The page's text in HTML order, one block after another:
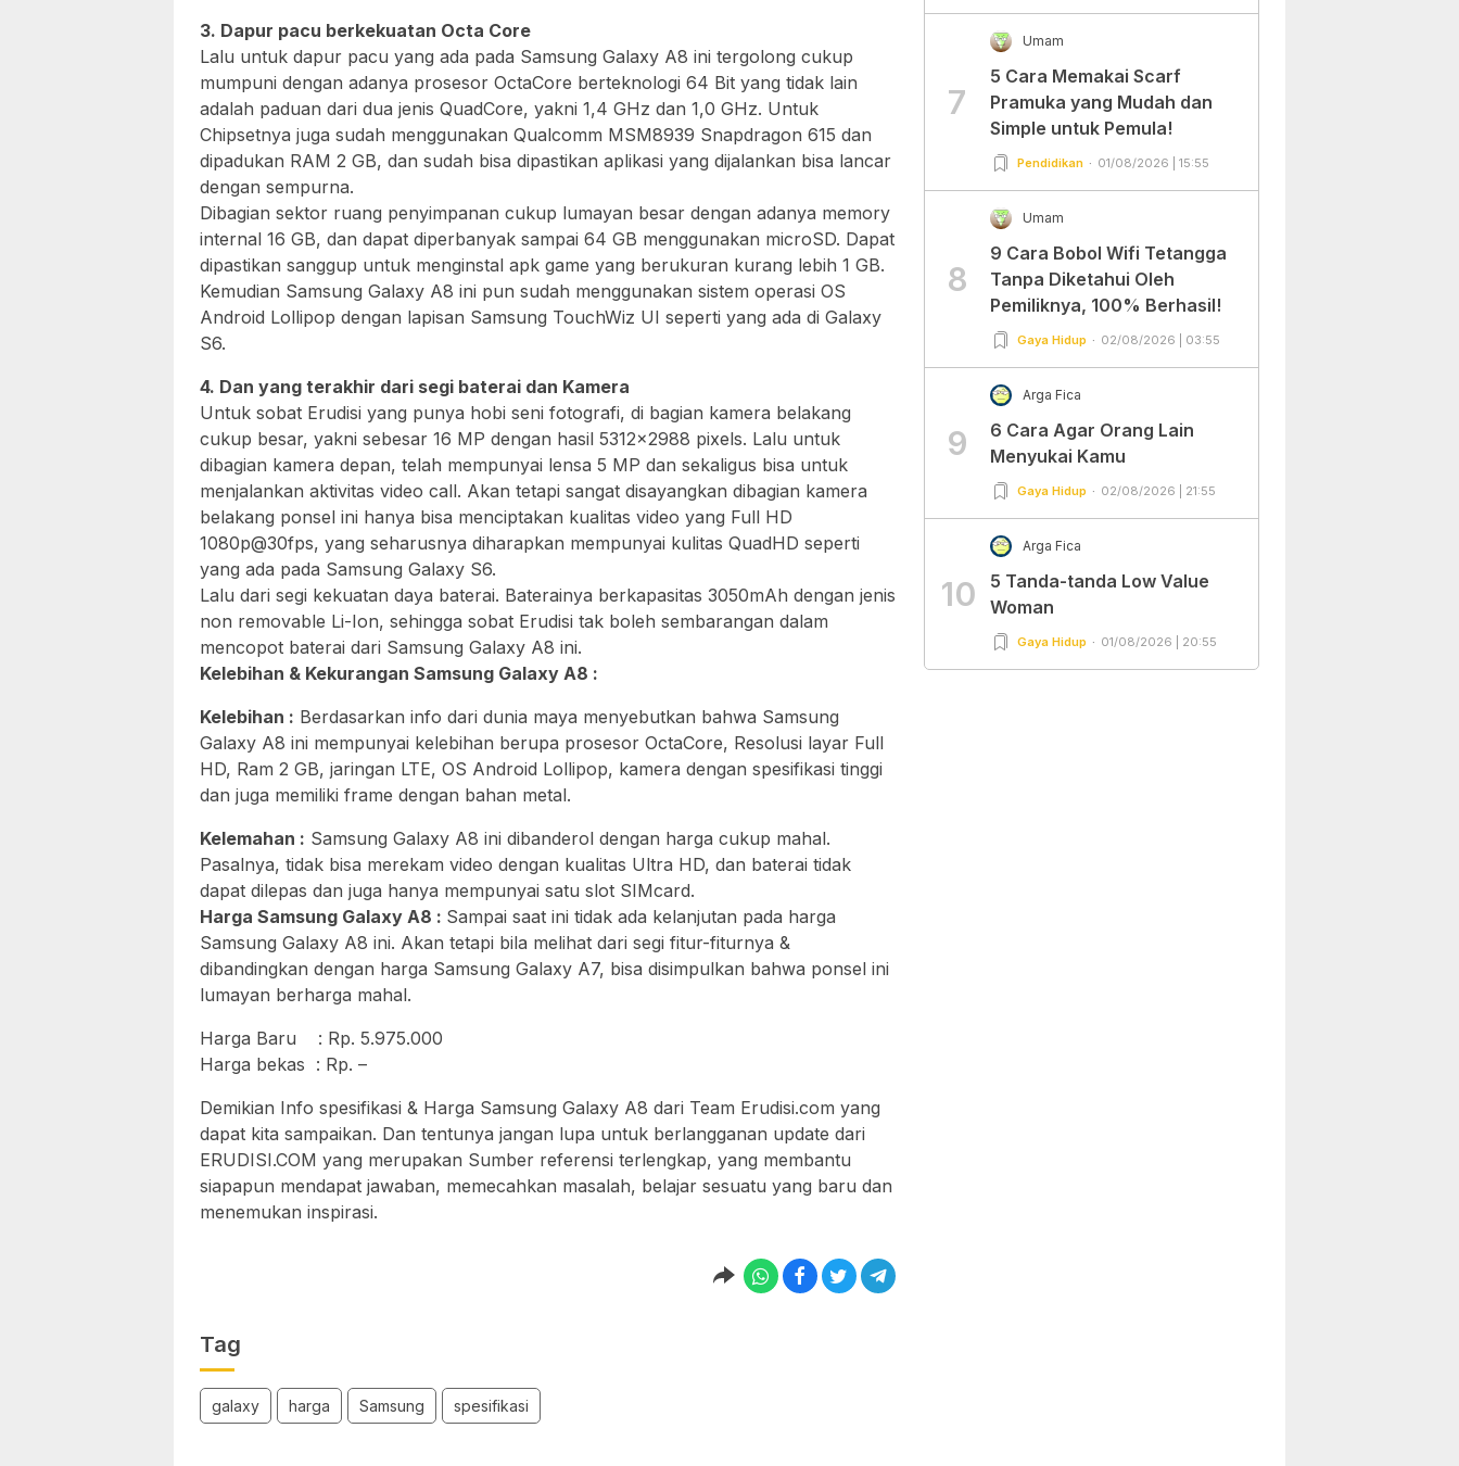
3. Dapur pacu berkekuatan Octa Core
Lalu untuk dapur pacu yang ada pada Samsung Galaxy A8 ini tergolong cukup
mumpuni dengan adanya prosesor OctaCore berteknologi 64 Bit yang tidak lain
adalah paduan dari dua jenis QuadCore, yakni 1,4 GHz dan 1,0 GHz. Untuk
Chipsetnya juga sudah menggunakan Qualcomm MSM8939 Snapdragon 615 dan
dipadukan RAM 2 GB, dan sudah bisa dipastikan aplikasi yang dijalankan bisa lancar
dengan sempurna.
Dibagian sektor ruang penyimpanan cukup lumayan besar dengan adanya memory
internal 16 GB, dan dapat diperbanyak sampai 64 GB menggunakan microSD. Dapat
dipastikan sanggup untuk menginstal apk game yang berukuran kurang lebih 1 GB.
Kemudian Samsung Galaxy A8 ini pun sudah menggunakan sistem operasi OS
Android Lollipop dengan lapisan Samsung TouchWiz UI seperti yang ada di Galaxy
S6.
4. Dan yang terakhir dari segi baterai dan Kamera
Untuk sobat Erudisi yang punya hobi seni fotografi, di bagian kamera belakang
cukup besar, yakni sebesar 16 MP dengan hasil 5312×2988 pixels. Lalu untuk
dibagian kamera depan, telah mempunyai lensa 5 MP dan sekaligus bisa untuk
menjalankan aktivitas video call. Akan tetapi sangat disayangkan dibagian kamera
belakang ponsel ini hanya bisa menciptakan kualitas video yang Full HD
1080p@30fps, yang seharusnya diharapkan mempunyai kulitas QuadHD seperti
yang ada pada Samsung Galaxy S6.
Lalu dari segi kekuatan daya baterai. Baterainya berkapasitas 3050mAh dengan jenis
non removable Li-Ion, sehingga sobat Erudisi tak boleh sembarangan dalam
mencopot baterai dari Samsung Galaxy A8 ini.
Kelebihan & Kekurangan Samsung Galaxy A8 :
Kelebihan : Berdasarkan info dari dunia maya menyebutkan bahwa Samsung
Galaxy A8 ini mempunyai kelebihan berupa prosesor OctaCore, Resolusi layar Full
HD, Ram 2 GB, jaringan LTE, OS Android Lollipop, kamera dengan spesifikasi tinggi
dan juga memiliki frame dengan bahan metal.
Kelemahan : Samsung Galaxy A8 ini dibanderol dengan harga cukup mahal.
Pasalnya, tidak bisa merekam video dengan kualitas Ultra HD, dan baterai tidak
dapat dilepas dan juga hanya mempunyai satu slot SIMcard.
Harga Samsung Galaxy A8 : Sampai saat ini tidak ada kelanjutan pada harga
Samsung Galaxy A8 ini. Akan tetapi bila melihat dari segi fitur-fiturnya &
dibandingkan dengan harga Samsung Galaxy A7, bisa disimpulkan bahwa ponsel ini
lumayan berharga mahal.
Harga Baru : Rp. 5.975.000
Harga bekas : Rp. –
Demikian Info spesifikasi & Harga Samsung Galaxy A8 dari Team Erudisi.com yang
dapat kita sampaikan. Dan tentunya jangan lupa untuk berlangganan update dari
ERUDISI.COM yang merupakan Sumber referensi terlengkap, yang membantu
siapapun mendapat jawaban, memecahkan masalah, belajar sesuatu yang baru dan
menemukan inspirasi.
Tag
galaxy harga Samsung spesifikasi
7
Umam
5 Cara Memakai Scarf
Pramuka yang Mudah dan
Simple untuk Pemula!
Pendidikan 01/08/2026 | 15:55
8
Umam
9 Cara Bobol Wifi Tetangga
Tanpa Diketahui Oleh
Pemiliknya, 100% Berhasil!
Gaya Hidup 02/08/2026 | 03:55
9
Arga Fica
6 Cara Agar Orang Lain
Menyukai Kamu
Gaya Hidup 02/08/2026 | 21:55
10
Arga Fica
5 Tanda-tanda Low Value
Woman
Gaya Hidup 01/08/2026 | 20:55